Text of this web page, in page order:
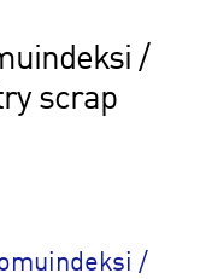
/
scrap
/